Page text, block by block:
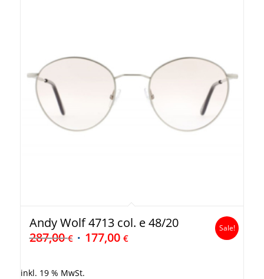
Andy Wolf 4713 col. e 48/20
287,00€ 177,00 €
Sale!
inkl. 19 % MwSt.